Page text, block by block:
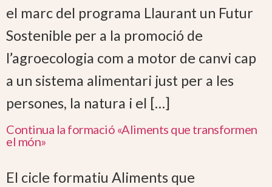
el marc del programa Llaurant un Futur
Sostenible per a la promoció de
l’agroecologia com a motor de canvi cap
a un sistema alimentari just per a les
persones, la natura i el […]
Continua la formació «Aliments que transformen
el món»
El cicle formatiu Aliments que